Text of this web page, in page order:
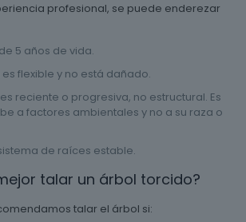
profesional, se puede enderezar
5 años de vida.
flexible y no está dañado.
reciente o progresiva, no estructural. Es
a factores ambientales y no a su raza o
de raíces estable.
talar un árbol torcido?
talar el árbol si: